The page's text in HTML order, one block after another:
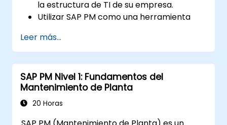
la estructura de TI de su empresa.
Utilizar SAP PM como una herramienta
roles de mantenimiento.
Utilizar los informes de SAP PM para
resolver las necesidades de los clientes.
Reconocer la importancia de las
implementaciones de SAP PM para el flujo
de trabajo de la planta y la seguridad del
Leer más...
SAP PM Nivel 1: Fundamentos del
Mantenimiento de Planta
20 Horas